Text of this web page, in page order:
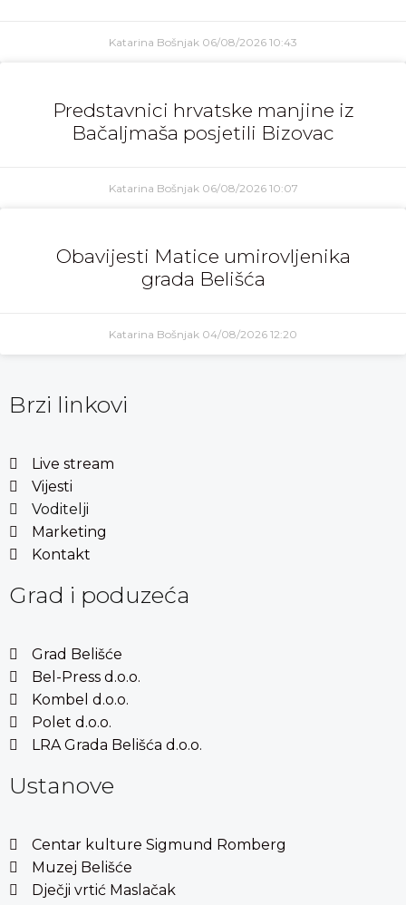
Katarina Bošnjak 06/08/2026 10:43
Predstavnici hrvatske manjine iz
Bačaljmaša posjetili Bizovac
Katarina Bošnjak 06/08/2026 10:07
Obavijesti Matice umirovljenika
grada Belišća
Katarina Bošnjak 04/08/2026 12:20
Brzi linkovi
Live stream
Vijesti
Voditelji
Marketing
Kontakt
Grad i poduzeća
Grad Belišće
Bel-Press d.o.o.
Kombel d.o.o.
Polet d.o.o.
LRA Grada Belišća d.o.o.
Ustanove
Centar kulture Sigmund Romberg
Muzej Belišće
Dječji vrtić Maslačak